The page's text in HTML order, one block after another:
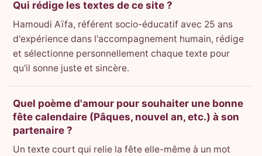
Qui rédige les textes de ce site ?
Hamoudi Aïfa, référent socio-éducatif avec 25 ans
d'expérience dans l'accompagnement humain, rédige
et sélectionne personnellement chaque texte pour
qu'il sonne juste et sincère.
Quel poème d'amour pour souhaiter une bonne
fête calendaire (Pâques, nouvel an, etc.) à son
partenaire ?
Un texte court qui relie la fête elle-même à un mot